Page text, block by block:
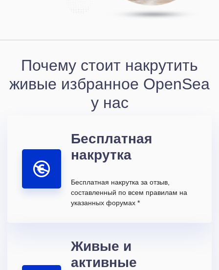
Почему стоит накрутить
живые избранное OpenSea
у нас
Бесплатная
накрутка
Бесплатная накрутка за отзыв,
составленный по всем правилам на
указанных форумах *
Живые и
активные